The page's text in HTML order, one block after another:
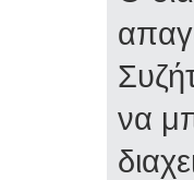
να